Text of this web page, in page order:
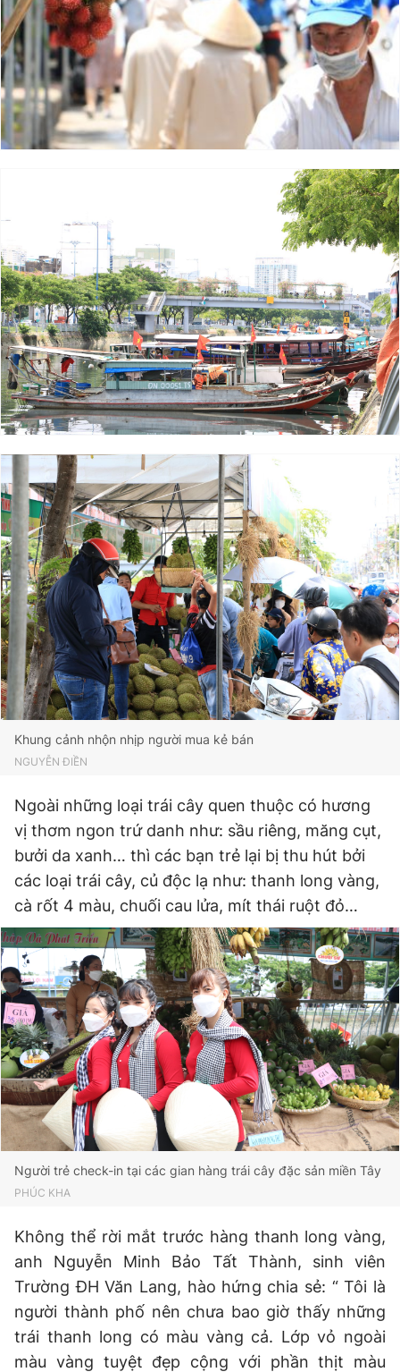
Khung cảnh nhộn nhịp người mua kẻ bán
NGUYỄN ĐIỀN
Ngoài những loại trái cây quen thuộc có hương
vị thơm ngon trứ danh như: sầu riêng, măng cụt,
bưởi da xanh… thì các bạn trẻ lại bị thu hút bởi
các loại trái cây, củ độc lạ như: thanh long vàng,
cà rốt 4 màu, chuối cau lửa, mít thái ruột đỏ…
Người trẻ check-in tại các gian hàng trái cây đặc sản miền Tây
PHÚC KHA
Không thể rời mắt trước hàng thanh long vàng,
anh Nguyễn Minh Bảo Tất Thành, sinh viên
Trường ĐH Văn Lang, hào hứng chia sẻ: “ Tôi là
người thành phố nên chưa bao giờ thấy những
trái thanh long có màu vàng cả. Lớp vỏ ngoài
màu vàng tuyệt đẹp cộng với phần thịt màu